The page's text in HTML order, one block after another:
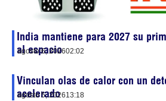
India mantiene para 2027 su
al espacio
agosto 6, 202602:02
Vinculan olas de calor con un
acelerado
agosto 5, 202613:18